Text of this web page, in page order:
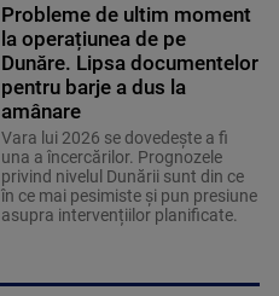
Probleme de ultim moment
la operațiunea de pe
Dunăre. Lipsa documentelor
pentru barje a dus la
amânare
Vara lui 2026 se dovedește a fi
una a încercărilor. Prognozele
privind nivelul Dunării sunt din ce
în ce mai pesimiste și pun presiune
asupra intervențiilor planificate.